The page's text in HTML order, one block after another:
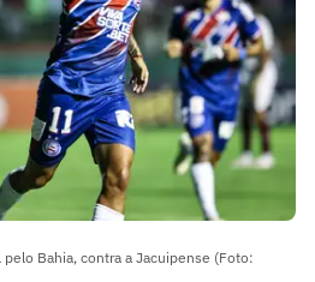
Bahia, contra a Jacuipense (Foto: